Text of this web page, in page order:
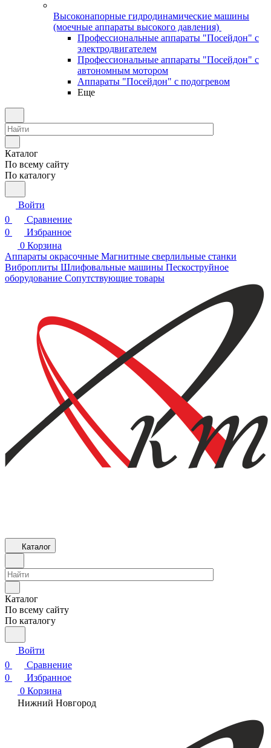
Высоконапорные гидродинамические машины
(моечные аппараты высокого давления)
Профессиональные аппараты "Посейдон" с
электродвигателем
Профессиональные аппараты "Посейдон" с
автономным мотором
Аппараты "Посейдон" с подогревом
Еще
Каталог
По всему сайту
По каталогу
Войти
0
Сравнение
0
Избранное
0 Корзина
Аппараты окрасочные Магнитные сверлильные станки
Виброплиты Шлифовальные машины Пескоструйное
оборудование Сопутствующие товары
Каталог
Каталог
По всему сайту
По каталогу
Войти
0
Сравнение
0
Избранное
0 Корзина
Нижний Новгород